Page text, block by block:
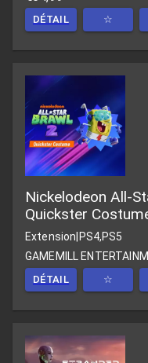
DÉTAIL ☆
Nickelodeon All-
Quickster
Extension PS4,PS5
GAMEMILL
DÉTAIL ☆